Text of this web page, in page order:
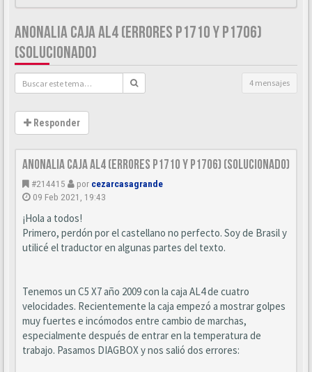
ANONALIA CAJA AL4 (ERRORES P1710 Y P1706)
(SOLUCIONADO)
4 mensajes
Responder
Anonalia Caja AL4 (errores P1710 y P1706) (Solucionado)
#214415 por cezarcasagrande
09 Feb 2021, 19:43
¡Hola a todos!
Primero, perdón por el castellano no perfecto. Soy de Brasil y
utilicé el traductor en algunas partes del texto.
Tenemos un C5 X7 año 2009 con la caja AL4 de cuatro
velocidades. Recientemente la caja empezó a mostrar golpes
muy fuertes e incómodos entre cambio de marchas,
especialmente después de entrar en la temperatura de
trabajo. Pasamos DIAGBOX y nos salió dos errores: